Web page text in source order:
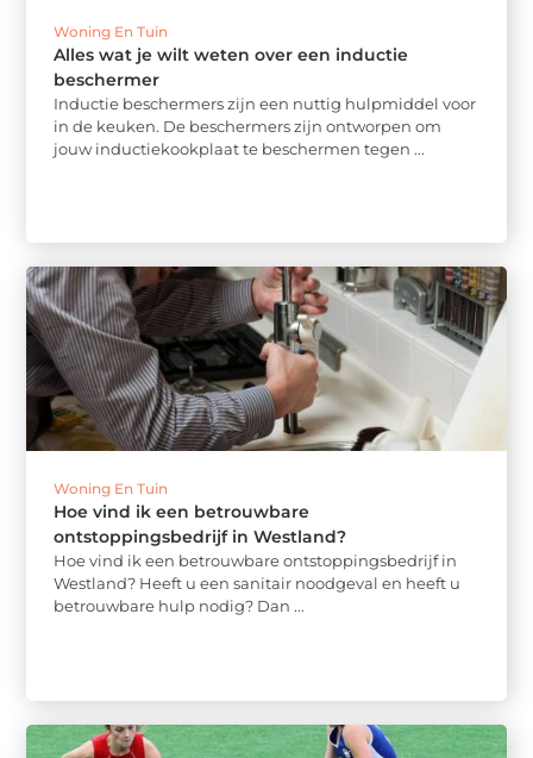
Woning En Tuin
Alles wat je wilt weten over een inductie
beschermer
Inductie beschermers zijn een nuttig hulpmiddel voor
in de keuken. De beschermers zijn ontworpen om
jouw inductiekookplaat te beschermen tegen ...
Woning En Tuin
Hoe vind ik een betrouwbare
ontstoppingsbedrijf in Westland?
Hoe vind ik een betrouwbare ontstoppingsbedrijf in
Westland? Heeft u een sanitair noodgeval en heeft u
betrouwbare hulp nodig? Dan ...